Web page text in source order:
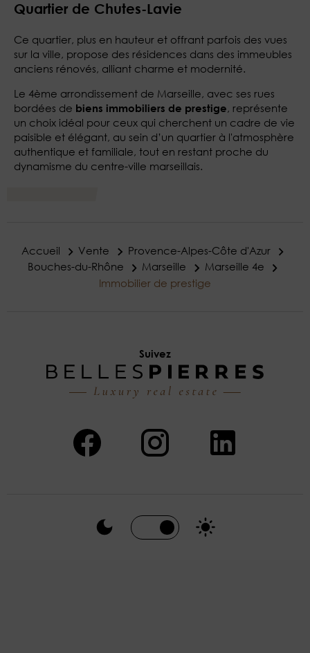
Quartier de Chutes-Lavie
Ce quartier, plus en hauteur et offrant parfois des vues
sur la ville, propose des résidences dans des immeubles
anciens rénovés, alliant charme et modernité.
Le 4ème arrondissement de Marseille, avec ses rues
bordées de biens immobiliers de prestige, représente
un choix idéal pour ceux qui cherchent un cadre de vie
paisible et élégant, au sein d’un quartier à l'atmosphère
authentique et familiale, tout en restant proche du
dynamisme du centre-ville marseillais.
Accueil Vente
Provence-Alpes-Côte d'Azur
Bouches-du-Rhône
Marseille
Marseille 4e
Immobilier de prestige
Suivez